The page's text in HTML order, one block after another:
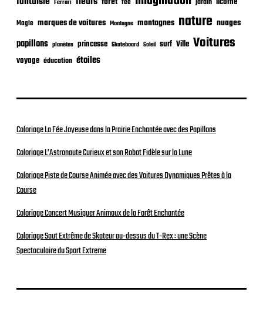
Ferrari
Magie marques de voitures Montagne montagnes nature nuages
papillons planètes princesse Skateboard Soleil surf Ville Voitures
voyage éducation étoiles
Coloriage La Fée Joyeuse dans la Prairie Enchantée avec des Papillons
Coloriage L’Astronaute Curieux et son Robot Fidèle sur la Lune
Coloriage Piste de Course Animée avec des Voitures Dynamiques Prêtes à la
Course
Coloriage Concert Musiquer Animaux de la Forêt Enchantée
Coloriage Saut Extrême de Skateur au-dessus du T-Rex : une Scène
Spectaculaire du Sport Extreme